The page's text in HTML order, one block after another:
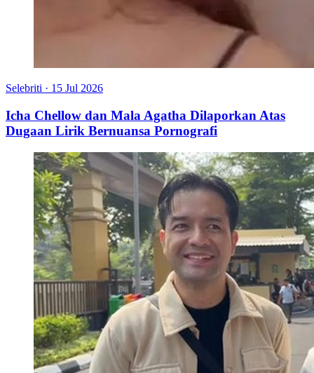
Selebriti · 15 Jul 2026
Icha Chellow dan Mala Agatha Dilaporkan Atas
Dugaan Lirik Bernuansa Pornografi